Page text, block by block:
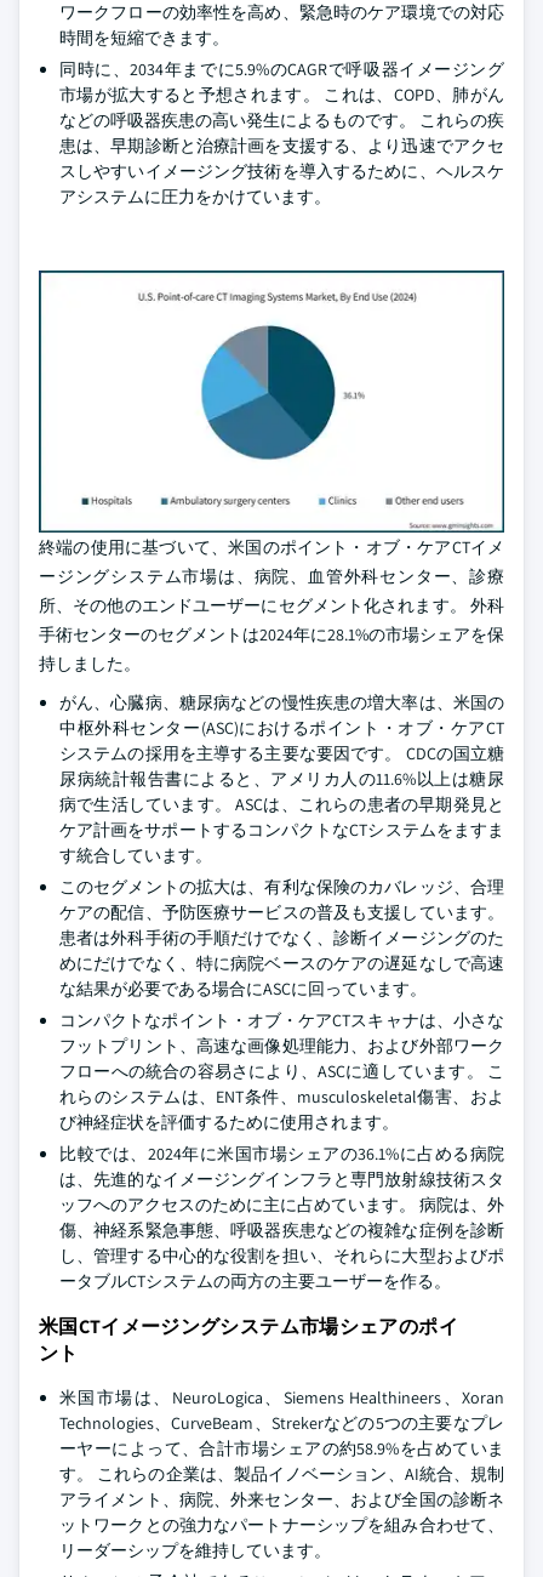
ワークフローの効率性を高め、緊急時のケア環境での対応
時間を短縮できます。
同時に、2034年までに5.9%のCAGRで呼吸器イメージング
市場が拡大すると予想されます。 これは、COPD、肺がん
などの呼吸器疾患の高い発生によるものです。 これらの疾
患は、早期診断と治療計画を支援する、より迅速でアクセ
スしやすいイメージング技術を導入するために、ヘルスケ
アシステムに圧力をかけています。
終端の使用に基づいて、米国のポイント・オブ・ケアCTイメ
ージングシステム市場は、病院、血管外科センター、診療
所、その他のエンドユーザーにセグメント化されます。 外科
手術センターのセグメントは2024年に28.1%の市場シェアを保
持しました。
がん、心臓病、糖尿病などの慢性疾患の増大率は、米国の
中枢外科センター(ASC)におけるポイント・オブ・ケアCT
システムの採用を主導する主要な要因です。 CDCの国立糖
尿病統計報告書によると、アメリカ人の11.6%以上は糖尿
病で生活しています。 ASCは、これらの患者の早期発見と
ケア計画をサポートするコンパクトなCTシステムをますま
す統合しています。
このセグメントの拡大は、有利な保険のカバレッジ、合理
ケアの配信、予防医療サービスの普及も支援しています。
患者は外科手術の手順だけでなく、診断イメージングのた
めにだけでなく、特に病院ベースのケアの遅延なしで高速
な結果が必要である場合にASCに回っています。
コンパクトなポイント・オブ・ケアCTスキャナは、小さな
フットプリント、高速な画像処理能力、および外部ワーク
フローへの統合の容易さにより、ASCに適しています。 こ
れらのシステムは、ENT条件、musculoskeletal傷害、およ
び神経症状を評価するために使用されます。
比較では、2024年に米国市場シェアの36.1%に占める病院
は、先進的なイメージングインフラと専門放射線技術スタ
ッフへのアクセスのために主に占めています。 病院は、外
傷、神経系緊急事態、呼吸器疾患などの複雑な症例を診断
し、管理する中心的な役割を担い、それらに大型およびポ
ータブルCTシステムの両方の主要ユーザーを作る。
米国CTイメージングシステム市場シェアのポイ
ント
米国市場は、NeuroLogica、Siemens Healthineers、Xoran
Technologies、CurveBeam、Strekerなどの5つの主要なプレ
ーヤーによって、合計市場シェアの約58.9%を占めていま
す。 これらの企業は、製品イノベーション、AI統合、規制
アライメント、病院、外来センター、および全国の診断ネ
ットワークとの強力なパートナーシップを組み合わせて、
リーダーシップを維持しています。